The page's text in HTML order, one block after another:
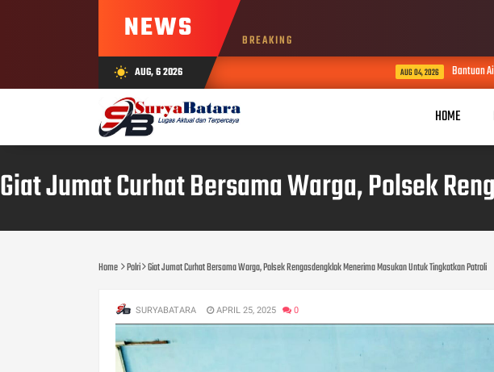
NEWS BREAKING
wb_sunny AUG, 6 2026 Bantuan Air Bersih
HOME
Giat Jumat Curhat Bersama Warga, Polsek
Home Polri Giat Jumat Curhat Bersama Warga, Polsek Rengasdengklok Menerima Masukan Untuk Tingkatkan Patroli
SURYABATARA APRIL 25, 2025 0